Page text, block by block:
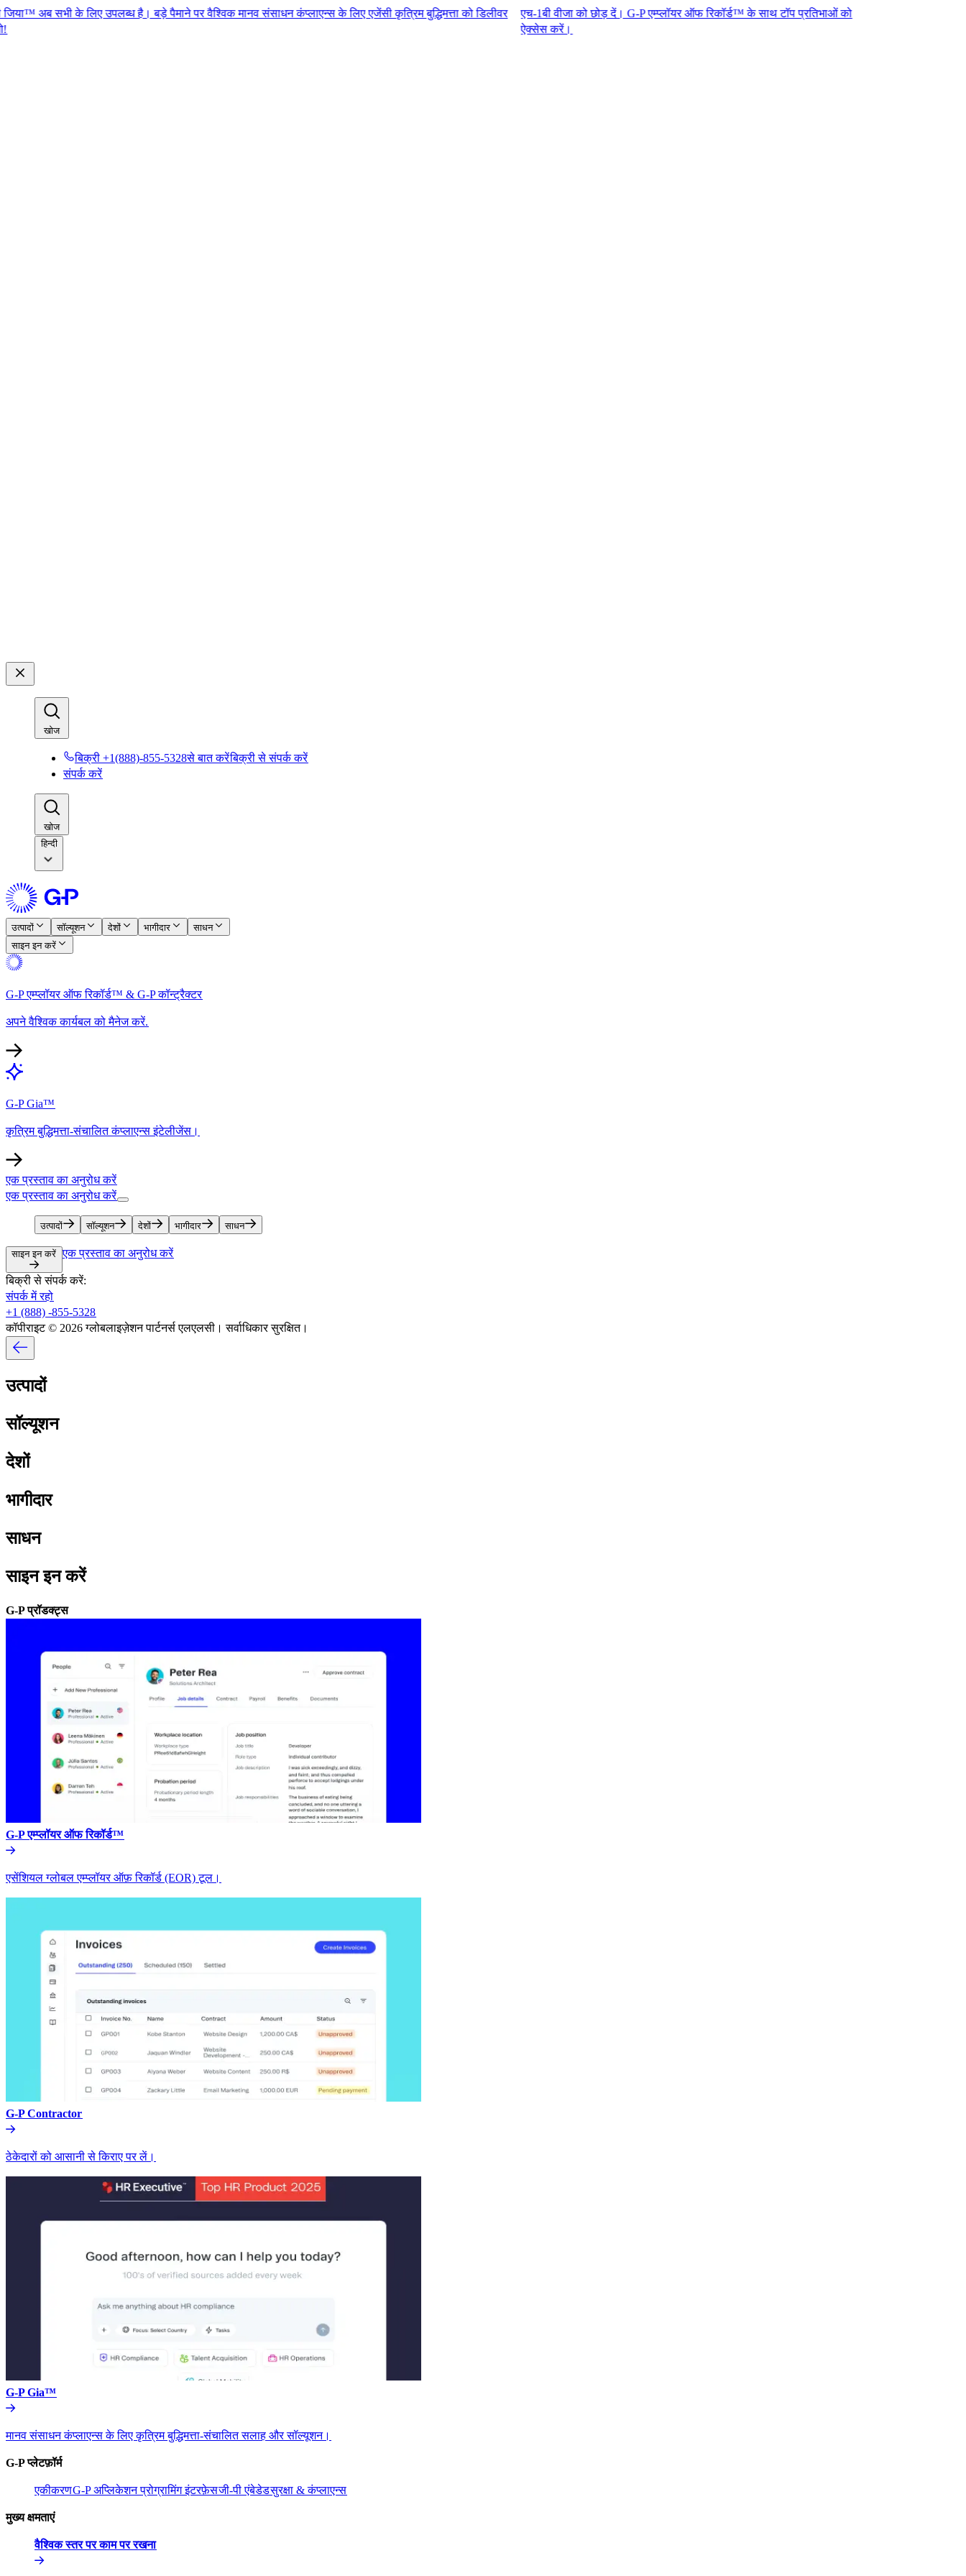
के लिए उपलब्ध है। बड़े पैमाने पर वैश्विक मानव संसाधन कंप्लाएन्स के लिए एजेंसी कृत्रिम बुद्धिमत्ता को डिलीवर
एच-1बी वीजा को छोड़ दें। G-P एम्प्लॉयर ऑफ रिकॉर्ड™ के साथ टॉप प्रतिभाओं को
खोज​​
बिक्री +1(888)-855-5328से बात करें​​बिक्री से संपर्क करें​​
संपर्क करें​​
खोज​​
हिन्दी
उत्पादों​​ सॉल्यूशन​​ देशों​​ भागीदार​​
साधन​​
साइन इन करें​​
G-P एम्प्लॉयर ऑफ रिकॉर्ड™ & G-P कॉन्ट्रैक्टर​​
अपने वैश्विक कार्यबल को मैनेज करें.​​
G-P Gia™​​
कृत्रिम बुद्धिमत्ता-संचालित कंप्लाएन्स इंटेलीजेंस।​​
एक प्रस्ताव का अनुरोध करें​​
एक प्रस्ताव का अनुरोध करें​​
उत्पादों​​ सॉल्यूशन​​ देशों​​ भागीदार​​ साधन​​
साइन इन करें​​ एक प्रस्ताव का अनुरोध करें​​
बिक्री से संपर्क करें:​​
संपर्क में रहो​​
+1 (888) -855-5328​​
कॉपीराइट © 2026 ग्लोबलाइज़ेशन पार्टनर्स एलएलसी। सर्वाधिकार सुरक्षित।​​
उत्पादों​​
सॉल्यूशन​​
देशों​​
भागीदार​​
साधन​​
साइन इन करें​​
G-P प्रॉडक्ट्स​​
G-P एम्प्लॉयर ऑफ रिकॉर्ड™​​
एसेंशियल ग्लोबल एम्प्लॉयर ऑफ़ रिकॉर्ड (EOR) टूल।​​
G-P Contractor​​
ठेकेदारों को आसानी से किराए पर लें।​​
G-P Gia™​​
मानव संसाधन कंप्लाएन्स के लिए कृत्रिम बुद्धिमत्ता-संचालित सलाह और सॉल्यूशन।​​
G-P प्लेटफ़ॉर्म​​
एकीकरण​​G-P अप्लिकेशन प्रोग्रामिंग इंटरफ़ेस​​जी-पी एंबेडेड​​सुरक्षा & कंप्लाएन्स​​
मुख्य क्षमताएं​​
वैश्विक स्तर पर काम पर रखना​​